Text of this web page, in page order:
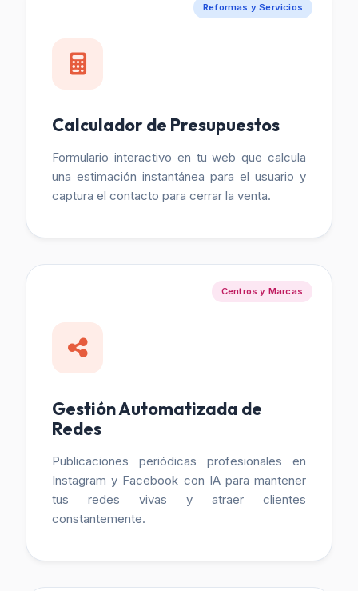
Reformas y Servicios
Calculador de Presupuestos
Formulario interactivo en tu web que calcula
una estimación instantánea para el usuario y
captura el contacto para cerrar la venta.
Centros y Marcas
Gestión Automatizada de
Redes
Publicaciones periódicas profesionales en
Instagram y Facebook con IA para mantener
tus redes vivas y atraer clientes
constantemente.